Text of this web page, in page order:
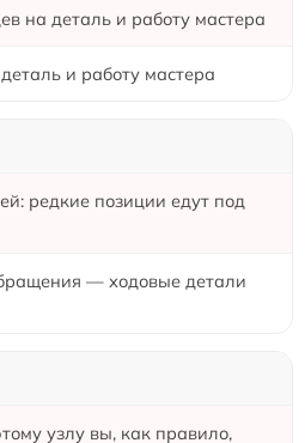
на деталь и работу мастера
и работу мастера
редкие позиции едут под
— ходовые детали
узлу вы, как правило,